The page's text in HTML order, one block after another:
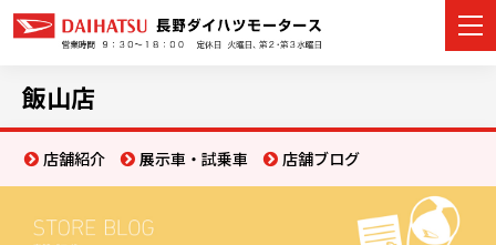
カーラインナップ
展示車・試乗車
飯山店
店舗紹介 展示車・試乗車 店舗ブログ